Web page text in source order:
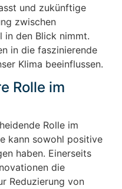
und zukünftige
zwischen
in den Blick nimmt.
in die faszinierende
Klima beeinflussen.
Rolle im
Rolle im
kann sowohl positive
haben. Einerseits
die
Reduzierung von